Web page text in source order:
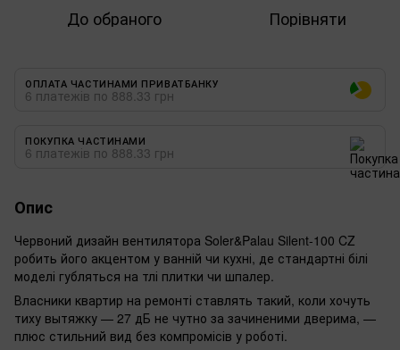
До обраного Порівняти
ОПЛАТА ЧАСТИНАМИ ПРИВАТБАНКУ
6 платежів по 888.33 грн
ПОКУПКА ЧАСТИНАМИ
6 платежів по 888.33 грн
Опис
Червоний дизайн вентилятора Soler&Palau Silent-100 CZ
робить його акцентом у ванній чи кухні, де стандартні білі
моделі губляться на тлі плитки чи шпалер.
Власники квартир на ремонті ставлять такий, коли хочуть
тиху вытяжку — 27 дБ не чутно за зачиненими дверима, —
плюс стильний вид без компромісів у роботі.